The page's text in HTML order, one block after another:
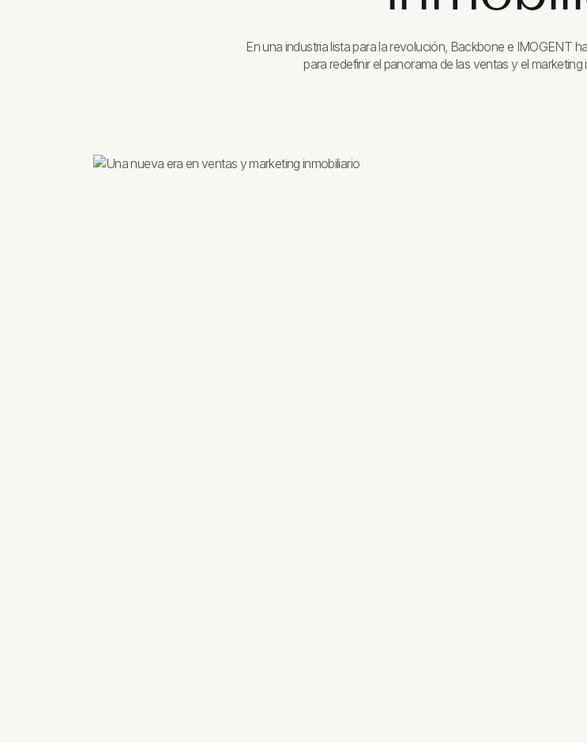
En una industria lista para la revolución, Backbone e IMOGENT
para redefinir el panorama de las ventas y el